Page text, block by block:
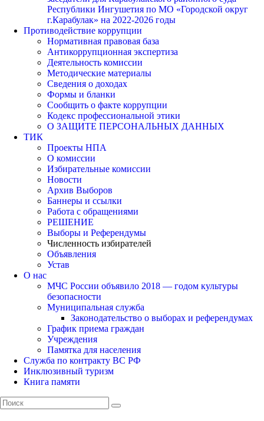
Республики Ингушетия по МО «Городской округ
г.Карабулак» на 2022-2026 годы
Противодействие коррупции
Нормативная правовая база
Антикоррупционная экспертиза
Деятельность комиссии
Методические материалы
Сведения о доходах
Формы и бланки
Сообщить о факте коррупции
Кодекс профессиональной этики
О ЗАЩИТЕ ПЕРСОНАЛЬНЫХ ДАННЫХ
ТИК
Проекты НПА
О комиссии
Избирательные комиссии
Новости
Архив Выборов
Баннеры и ссылки
Работа с обращениями
РЕШЕНИЕ
Выборы и Референдумы
Численность избирателей
Объявления
Устав
О нас
МЧС России объявило 2018 — годом культуры
безопасности
Муниципальная служба
Законодательство о выборах и референдумах
График приема граждан
Учреждения
Памятка для населения
Служба по контракту ВС РФ
Инклюзивный туризм
Книга памяти